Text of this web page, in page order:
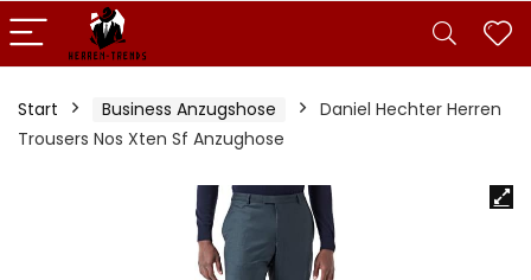
Start Business Anzugshose
Daniel Hechter Herren
Trousers Nos Xten Sf Anzughose